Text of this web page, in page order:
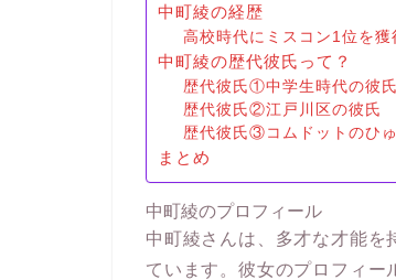
中町綾の経歴
高校時代にミスコン1位を獲
中町綾の歴代彼氏って？
歴代彼氏①中学生時代の彼氏
歴代彼氏②江戸川区の彼氏
歴代彼氏③コムドットのひ
まとめ
中町綾のプロフィール
中町綾さんは、多才な才能を
ています。彼女のプロフィー